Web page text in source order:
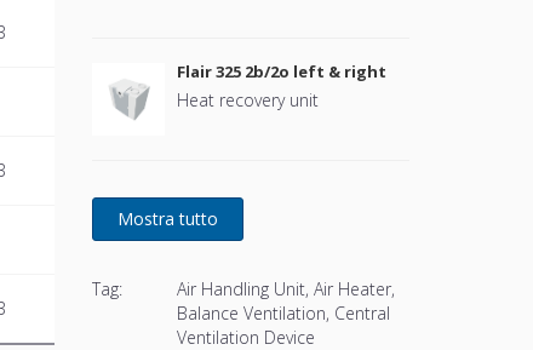
Flair 325 2b/2o left & right
Heat recovery unit
Tag:
Air Handling Unit, Air Heater,
Balance Ventilation, Central
Ventilation Device